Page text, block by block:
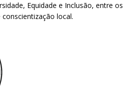
Equidade e Inclusão, entre os
local.